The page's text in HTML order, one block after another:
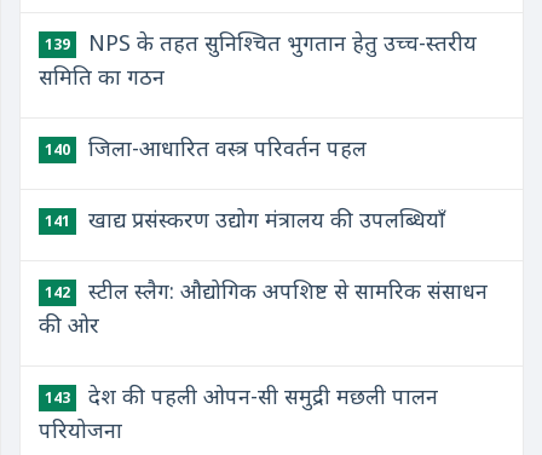
139
NPS के तहत सुनिश्चित भुगतान हेतु उच्च-स्तरीय
समिति का गठन
140 जिला-आधारित वस्त्र परिवर्तन पहल
141 खाद्य प्रसंस्करण उद्योग मंत्रालय की उपलब्धियाँ
142
स्टील स्लैग: औद्योगिक अपशिष्ट से सामरिक संसाधन
की ओर
143
देश की पहली ओपन-सी समुद्री मछली पालन
परियोजना